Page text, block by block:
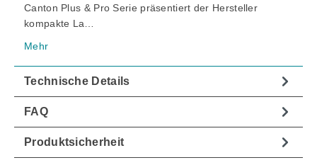
Canton Plus & Pro Serie präsentiert der Hersteller
kompakte La…
Mehr
Technische Details
FAQ
Produktsicherheit